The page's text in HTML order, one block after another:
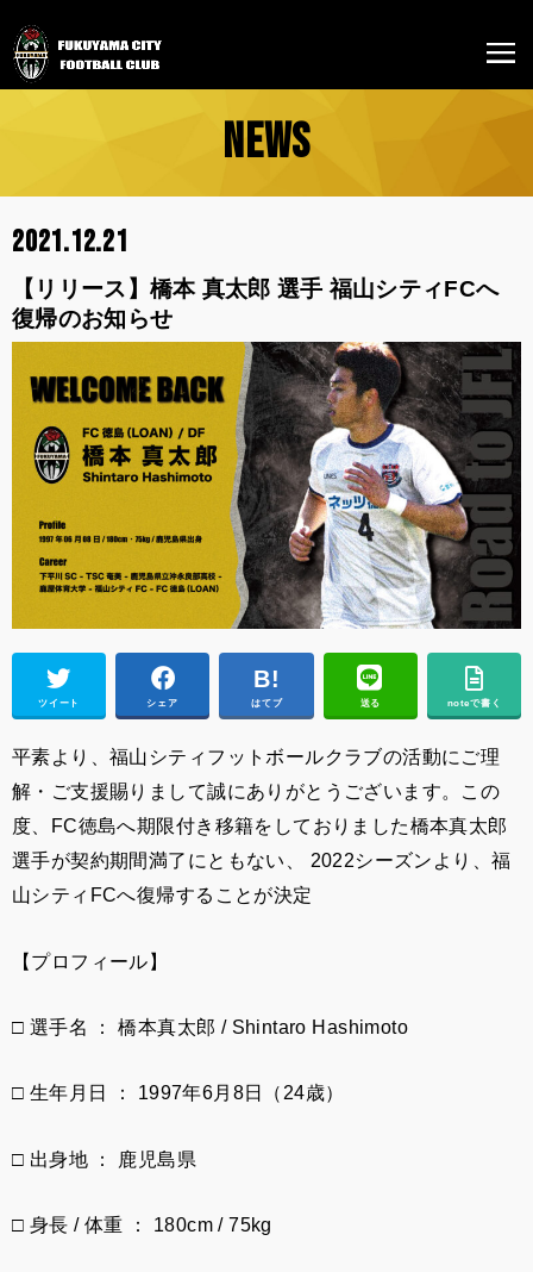
NEWS
2021.12.21
【リリース】橋本 真太郎 選手 福山シティFCへ
復帰のお知らせ
ツイート シェア はてブ 送る noteで書く
平素より、福山シティフットボールクラブの活動にご理
解・ご支援賜りまして誠にありがとうございます。この
度、FC徳島へ期限付き移籍をしておりました橋本真太郎
選手が契約期間満了にともない、 2022シーズンより、福
山シティFCへ復帰することが決定
【プロフィール】
□ 選手名 ： 橋本真太郎 / Shintaro Hashimoto
□ 生年月日 ： 1997年6月8日（24歳）
□ 出身地 ： 鹿児島県
□ 身長 / 体重 ： 180cm / 75kg